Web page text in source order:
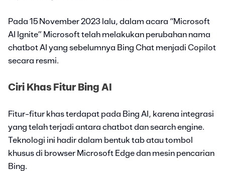
Pada 15 November 2023 lalu, dalam acara “Microsoft
AI Ignite” Microsoft telah melakukan perubahan nama
chatbot AI yang sebelumnya Bing Chat menjadi Copilot
secara resmi.
Ciri Khas Fitur Bing AI
Fitur-fitur khas terdapat pada Bing AI, karena integrasi
yang telah terjadi antara chatbot dan search engine.
Teknologi ini hadir dalam bentuk tab atau tombol
khusus di browser Microsoft Edge dan mesin pencarian
Bing.